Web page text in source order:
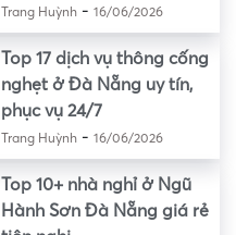
Trang Huỳnh- 16/06/2026
Top 17 dịch vụ thông cống
nghẹt ở Đà Nẵng uy tín,
phục vụ 24/7
Trang Huỳnh- 16/06/2026
Top 10+ nhà nghỉ ở Ngũ
Hành Sơn Đà Nẵng giá rẻ